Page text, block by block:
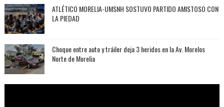
ATLÉTICO MORELIA-UMSNH SOSTUVO PARTIDO AMISTOSO CON
LA PIEDAD
Choque entre auto y tráiler deja 3 heridos en la Av. Morelos
Norte de Morelia